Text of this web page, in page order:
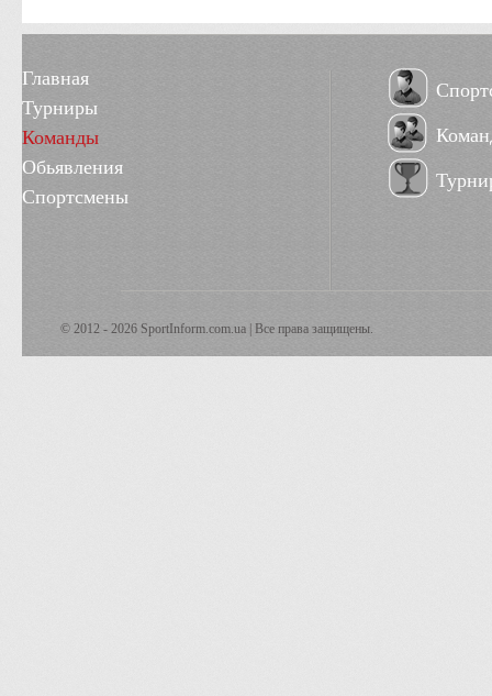
Главная
Турниры
Команды
Обьявления
Спортсмены
© 2012 - 2026 SportInform.com.ua | Все права защищены.